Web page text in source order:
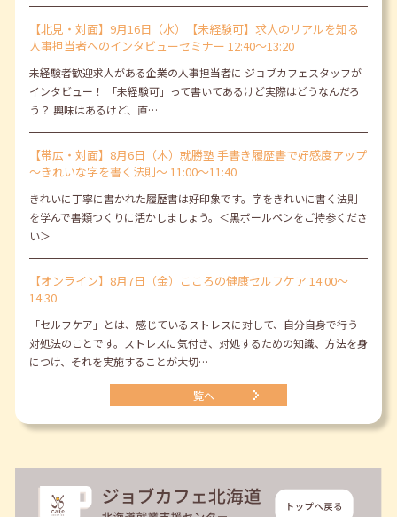
【北見・対面】9月16日（水）【未経験可】求人のリアルを知る
人事担当者へのインタビューセミナー 12:40～13:20
未経験者歓迎求人がある企業の人事担当者に ジョブカフェスタッフが
インタビュー！ 「未経験可」って書いてあるけど実際はどうなんだろ
う？ 興味はあるけど、直…
【帯広・対面】8月6日（木）就勝塾 手書き履歴書で好感度アップ
～きれいな字を書く法則～ 11:00～11:40
きれいに丁寧に書かれた履歴書は好印象です。字をきれいに書く法則
を学んで書類つくりに活かしましょう。＜黒ボールペンをご持参くださ
い＞
【オンライン】8月7日（金）こころの健康セルフケア 14:00～
14:30
「セルフケア」とは、感じているストレスに対して、自分自身で行う
対処法のことです。ストレスに気付き、対処するための知識、方法を身
につけ、それを実施することが大切…
一覧へ